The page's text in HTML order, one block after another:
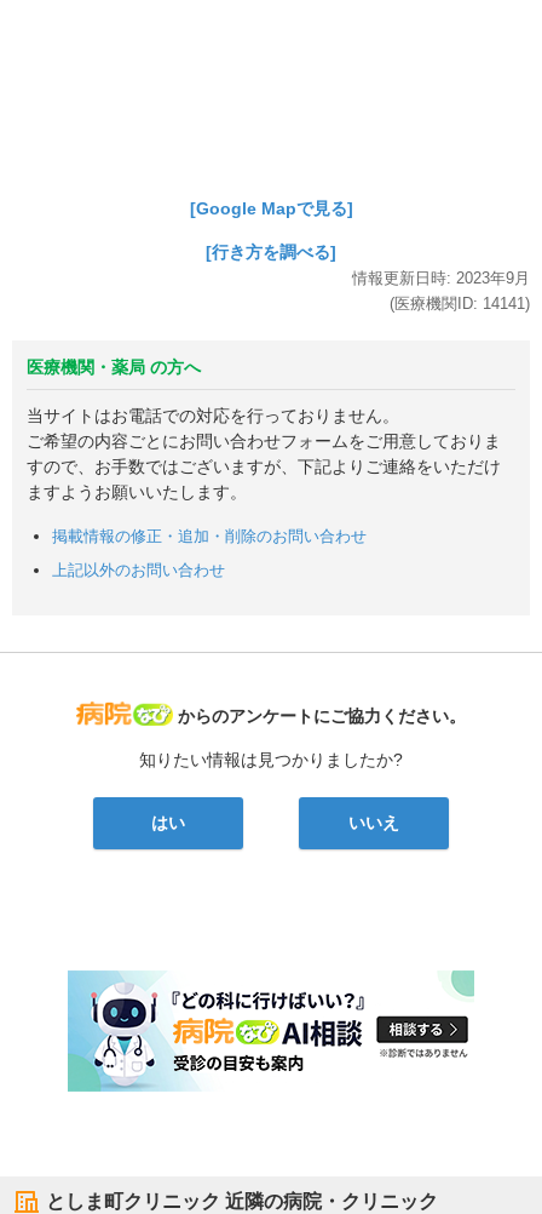
[Google Mapで見る]
[行き方を調べる]
情報更新日時: 2023年9月
(医療機関ID: 14141)
医療機関・薬局 の方へ
当サイトはお電話での対応を行っておりません。
ご希望の内容ごとにお問い合わせフォームをご用意しておりま
すので、お手数ではございますが、下記よりご連絡をいただけ
ますようお願いいたします。
掲載情報の修正・追加・削除のお問い合わせ
上記以外のお問い合わせ
病院なび
からのアンケートにご協力ください。
知りたい情報は見つかりましたか?
はい いいえ
としま町クリニック 近隣の病院・クリニック